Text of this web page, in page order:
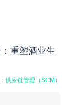
重塑酒业生
供应链管理（SCM）